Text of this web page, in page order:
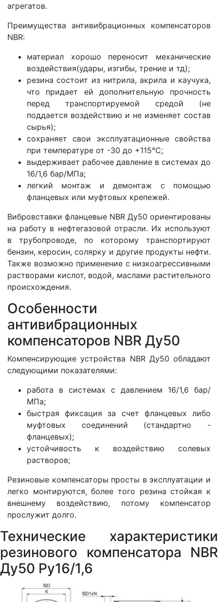
агрегатов.
Преимущества антивибрационных компенсаторов
NBR:
материал хорошо переносит механические
воздействия(удары, изгибы, трение и тд);
резина состоит из нитрила, акрила и каучука,
что придает ей дополнительную прочность
перед транспортируемой средой (не
поддается воздействию и не изменяет состав
сырья);
сохраняет свои эксплуатационные свойства
при температуре от -30 до +115°С;
выдерживает рабочее давление в системах до
16/1,6 бар/МПа;
легкий монтаж и демонтаж с помощью
фланцевых или муфтовых крепежей.
Вибровставки фланцевые NBR Ду50 ориентированы
на работу в нефтегазовой отрасли. Их используют
в трубопроводе, по которому транспортируют
бензин, керосин, солярку и другие продукты нефти.
Также возможно применение с низкоагрессивными
растворами кислот, водой, маслами растительного
происхождения.
Особенности
антивибрационных
компенсаторов NBR Ду50
Компенсирующие устройства NBR Ду50 обладают
следующими показателями:
работа в системах с давлением 16/1,6 бар/
МПа;
быстрая фиксация за счет фланцевых либо
муфтовых соединений (стандартно -
фланцевых);
устойчивость к воздействию солевых
растворов;
Резиновые компенсаторы просты в эксплуатации и
легко монтируются, более того резина стойкая к
внешнему воздействию, потому компенсатор
прослужит долго.
Технические характеристики
резинового компенсатора NBR
Ду50 Ру16/1,6